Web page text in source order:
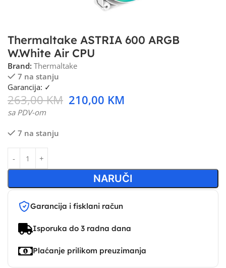
Thermaltake ASTRIA 600 ARGB
W.White Air CPU
Brand: Thermaltake
7 na stanju
Garancija: ✓
263,00KM 210,00 KM
sa PDV-om
7 na stanju
NARUČI
Garancija i fisklani račun
Isporuka do 3 radna dana
Plaćanje prilikom preuzimanja